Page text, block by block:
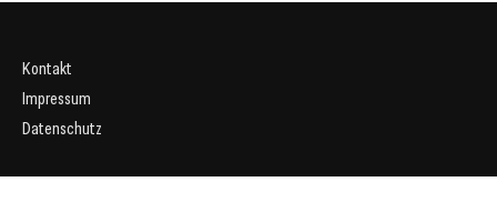
Kontakt
Impressum
Datenschutz